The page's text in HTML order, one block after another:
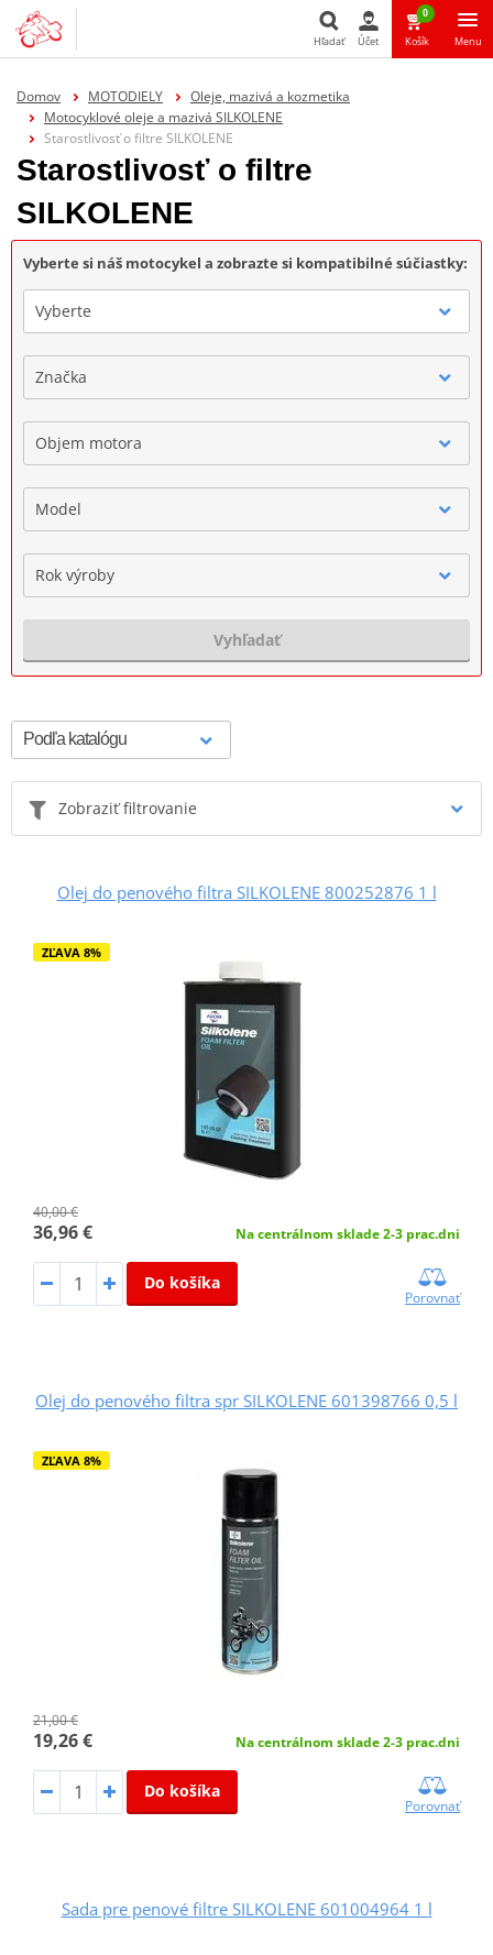
Hľadať Účet
0
Košík Menu
Domov MOTODIELY
Oleje, mazivá a kozmetika
Motocyklové oleje a mazivá SILKOLENE
Starostlivosť o filtre SILKOLENE
Starostlivosť o filtre
SILKOLENE
Vyberte si náš motocykel a zobrazte si kompatibilné súčiastky:
Vyberte
Značka
Objem motora
Model
Rok výroby
Vyhľadať
Zobraziť filtrovanie
Olej do penového filtra SILKOLENE 800252876 1 l
ZĽAVA 8%
40,00 €
36,96 € Na centrálnom sklade 2-3 prac.dni
Do košíka
Porovnať
Olej do penového filtra spr SILKOLENE 601398766 0,5 l
ZĽAVA 8%
21,00 €
19,26 € Na centrálnom sklade 2-3 prac.dni
Do košíka
Porovnať
Sada pre penové filtre SILKOLENE 601004964 1 l